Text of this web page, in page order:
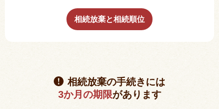
相続放棄と相続順位
相続放棄の手続きには
3か月の期限があります